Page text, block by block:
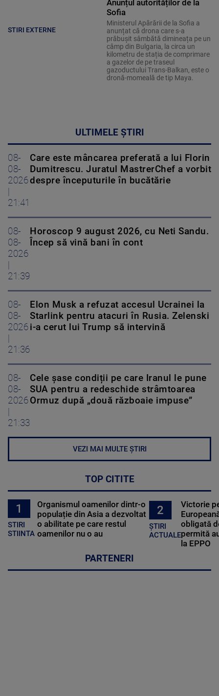
STIRI EXTERNE
Anunțul autorităților de la
Sofia
Ministerul Apărării de la Sofia a
anunțat că drona care s-a
prăbușit sâmbătă dimineața pe un
câmp din Bulgaria, la circa un
kilometru de stația de comprimare
a gazelor de pe traseul
gazoductului Trans-Balkan, este o
dronă-momeală de tip Maya.
ULTIMELE ȘTIRI
08-
08-
2026
21:41
Care este mâncarea preferată a lui Florin
Dumitrescu. Juratul MastrerChef a vorbit
despre începuturile în bucătărie
08-
08-
2026
21:39
Horoscop 9 august 2026, cu Neti Sandu.
Încep să vină bani în cont
08-
08-
2026
21:36
Elon Musk a refuzat accesul Ucrainei la
Starlink pentru atacuri în Rusia. Zelenski
i-a cerut lui Trump să intervină
08-
08-
2026
21:33
Cele șase condiții pe care Iranul le pune
SUA pentru a redeschide strâmtoarea
Ormuz după „două războaie impuse”
VEZI MAI MULTE ȘTIRI
TOP CITITE
1
STIRI
STIINTA
Organismul oamenilor dintr-o
populație din Asia a dezvoltat
o abilitate pe care restul
oamenilor nu o au
2
ȘTIRI
ACTUALE
Victorie
obligată
permită
la EPPO
PARTENERI